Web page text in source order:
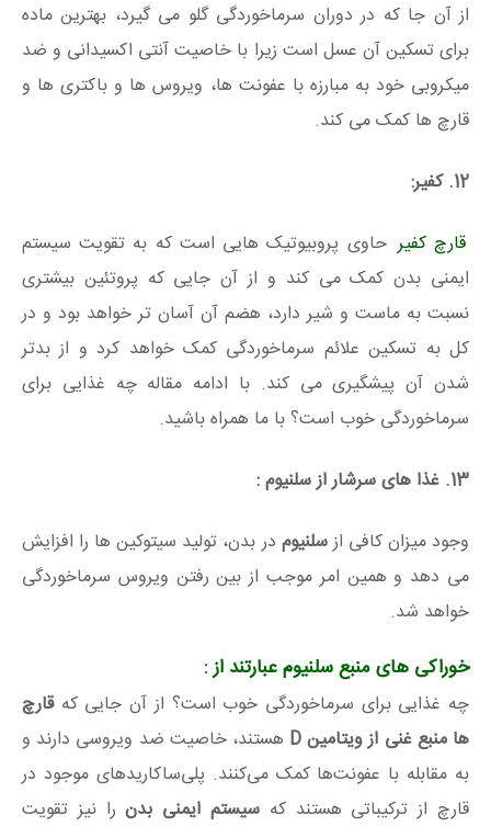
از آن جا که در دوران سرماخوردگی گلو می گیرد، بهترین ماده
برای تسکین آن عسل است زیرا با خاصیت آنتی اکسیدانی و ضد
میکروبی خود به مبارزه با عفونت ها، ویروس ها و باکتری ها و
قارچ ها کمک می کند.
12. کفیر:
قارچ کفیر حاوی پروبیوتیک هایی است که به تقویت سیستم
ایمنی بدن کمک می کند و از آن جایی که پروتئین بیشتری
نسبت به ماست و شیر دارد، هضم آن آسان تر خواهد بود و در
کل به تسکین علائم سرماخوردگی کمک خواهد کرد و از بدتر
شدن آن پیشگیری می کند. با ادامه مقاله چه غذایی برای
سرماخوردگی خوب است؟ با ما همراه باشید.
13. غذا های سرشار از سلنیوم :
وجود میزان کافی ازسلنیوم در بدن، تولید سیتوکین ها را افزایش
می دهد و همین امر موجب از بین رفتن ویروس سرماخوردگی
خواهد شد.
خوراکی های منبع سلنیوم عبارتند از :
چه غذایی برای سرماخوردگی خوب است؟ از آن جایی کهقارچ
ها منبع غنی از ویتامین D
هستند، خاصیت ضد ویروسی دارند و
به مقابله با عفونت‌ها کمک می‌کنند. پلی‌ساکاریدهای موجود در
قارچ از ترکیباتی هستند که سیستم ایمنی بدنرا نیز تقویت